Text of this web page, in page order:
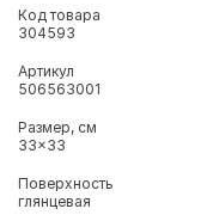
Код товара
304593
Артикул
506563001
Размер, см
33x33
Поверхность
глянцевая